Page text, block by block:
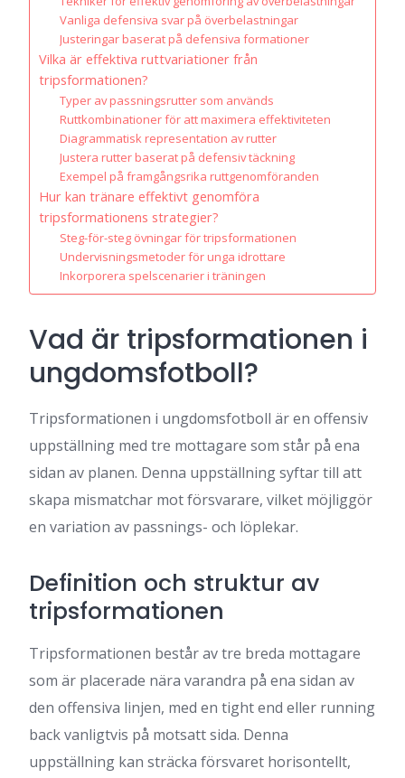
Vanliga defensiva svar på överbelastningar
Justeringar baserat på defensiva formationer
Vilka är effektiva ruttvariationer från
tripsformationen?
Typer av passningsrutter som används
Ruttkombinationer för att maximera effektiviteten
Diagrammatisk representation av rutter
Justera rutter baserat på defensiv täckning
Exempel på framgångsrika ruttgenomföranden
Hur kan tränare effektivt genomföra
tripsformationens strategier?
Steg-för-steg övningar för tripsformationen
Undervisningsmetoder för unga idrottare
Inkorporera spelscenarier i träningen
Vad är tripsformationen i
ungdomsfotboll?
Tripsformationen i ungdomsfotboll är en offensiv
uppställning med tre mottagare som står på ena
sidan av planen. Denna uppställning syftar till att
skapa mismatchar mot försvarare, vilket möjliggör
en variation av passnings- och löplekar.
Definition och struktur av
tripsformationen
Tripsformationen består av tre breda mottagare
som är placerade nära varandra på ena sidan av
den offensiva linjen, med en tight end eller running
back vanligtvis på motsatt sida. Denna
uppställning kan sträcka försvaret horisontellt,